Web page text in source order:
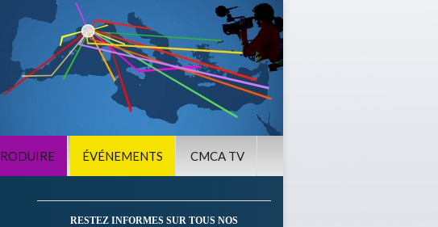
ÉVÉNEMENTS CMCA TV
RESTEZ INFORMES SUR TOUS NOS